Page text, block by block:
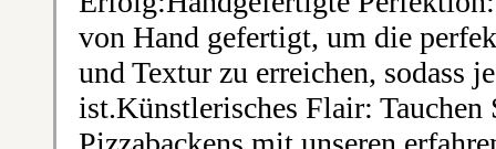
von Hand gefertigt, um die
und Textur zu erreichen, sodass
ist.Künstlerisches Flair: